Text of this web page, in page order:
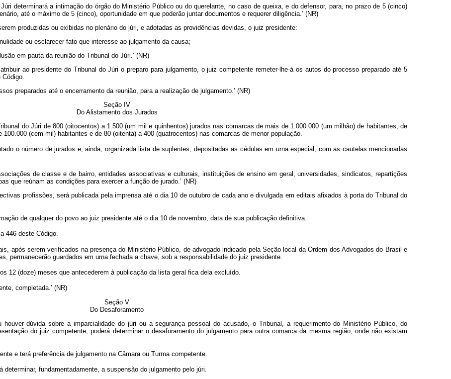
determinará a intimação do órgão do Ministério Público ou do querelante, no caso de queixa, e do defensor, para, no prazo de 5 (cinco)
até o máximo de 5 (cinco), oportunidade em que poderão juntar documentos e requerer diligência.’ (NR)
produzidas ou exibidas no plenário do júri, e adotadas as providências devidas, o juiz presidente:
ou esclarecer fato que interesse ao julgamento da causa;
em pauta da reunião do Tribunal do Júri.’ (NR)
ao presidente do Tribunal do Júri o preparo para julgamento, o juiz competente remeter-lhe-á os autos do processo preparado até 5
preparados até o encerramento da reunião, para a realização de julgamento.’ (NR)
Seção IV
Do Alistamento dos Jurados
do Júri de 800 (oitocentos) a 1.500 (um mil e quinhentos) jurados nas comarcas de mais de 1.000.000 (um milhão) de habitantes, de
(cem mil) habitantes e de 80 (oitenta) a 400 (quatrocentos) nas comarcas de menor população.
o número de jurados e, ainda, organizada lista de suplentes, depositadas as cédulas em urna especial, com as cautelas mencionadas
de classe e de bairro, entidades associativas e culturais, instituições de ensino em geral, universidades, sindicatos, repartições
que reúnam as condições para exercer a função de jurado.’ (NR)
profissões, será publicada pela imprensa até o dia 10 de outubro de cada ano e divulgada em editais afixados à porta do Tribunal do
de qualquer do povo ao juiz presidente até o dia 10 de novembro, data de sua publicação definitiva.
446 deste Código.
após serem verificados na presença do Ministério Público, de advogado indicado pela Seção local da Ordem dos Advogados do Brasil e
permanecerão guardados em urna fechada a chave, sob a responsabilidade do juiz presidente.
12 (doze) meses que antecederem à publicação da lista geral fica dela excluído.
completada.’ (NR)
Seção V
Do Desaforamento
dúvida sobre a imparcialidade do júri ou a segurança pessoal do acusado, o Tribunal, a requerimento do Ministério Público, do
do juiz competente, poderá determinar o desaforamento do julgamento para outra comarca da mesma região, onde não existam
e terá preferência de julgamento na Câmara ou Turma competente.
fundamentadamente, a suspensão do julgamento pelo júri.